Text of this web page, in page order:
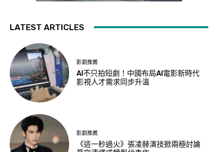
LATEST ARTICLES
影劇推薦
AI不只拍短劇！中國布局AI電影新時代
影視人才需求同步升溫
影劇推薦
《這一秒過火》張凌赫演技掀兩極討論